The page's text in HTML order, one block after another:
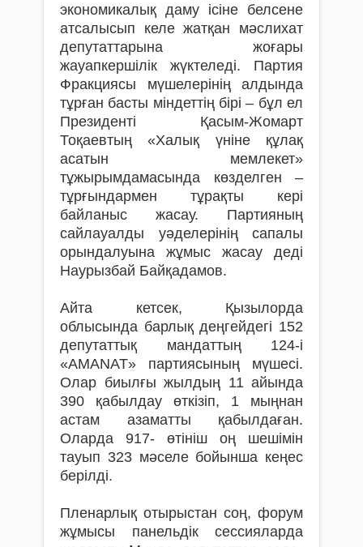
экономикалық даму ісіне белсене
атсалысып келе жатқан мәслихат
депутаттарына жоғары
жауапкершілік жүктеледі. Партия
Фракциясы мүшелерінің алдында
тұрған басты міндеттің бірі – бұл ел
Президенті Қасым-Жомарт
Тоқаевтың «Халық үніне құлақ
асатын мемлекет»
тұжырымдамасында көзделген –
тұрғындармен тұрақты кері
байланыс жасау. Партияның
сайлауалды уәделерінің сапалы
орындалуына жұмыс жасау деді
Наурызбай Байқадамов.
Айта кетсек, Қызылорда
облысында барлық деңгейдегі 152
депутаттық мандаттың 124-і
«AMANAT» партиясының мүшесі.
Олар биылғы жылдың 11 айында
390 қабылдау өткізіп, 1 мыңнан
астам азаматты қабылдаған.
Оларда 917- өтініш оң шешімін
тауып 323 мәселе бойынша кеңес
берілді.
Пленарлық отырыстан соң, форум
жұмысы панельдік сессияларда